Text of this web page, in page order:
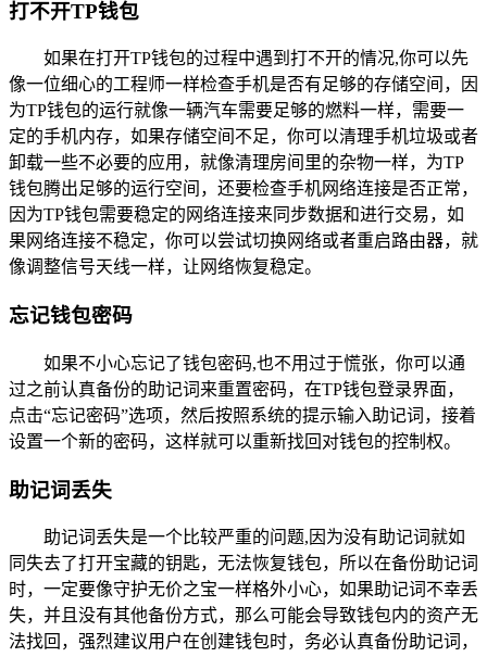
打不开TP钱包
如果在打开TP钱包的过程中遇到打不开的情况,你可以先
像一位细心的工程师一样检查手机是否有足够的存储空间，因
为TP钱包的运行就像一辆汽车需要足够的燃料一样，需要一
定的手机内存，如果存储空间不足，你可以清理手机垃圾或者
卸载一些不必要的应用，就像清理房间里的杂物一样，为TP
钱包腾出足够的运行空间，还要检查手机网络连接是否正常，
因为TP钱包需要稳定的网络连接来同步数据和进行交易，如
果网络连接不稳定，你可以尝试切换网络或者重启路由器，就
像调整信号天线一样，让网络恢复稳定。
忘记钱包密码
如果不小心忘记了钱包密码,也不用过于慌张，你可以通
过之前认真备份的助记词来重置密码，在TP钱包登录界面，
点击“忘记密码”选项，然后按照系统的提示输入助记词，接着
设置一个新的密码，这样就可以重新找回对钱包的控制权。
助记词丢失
助记词丢失是一个比较严重的问题,因为没有助记词就如
同失去了打开宝藏的钥匙，无法恢复钱包，所以在备份助记词
时，一定要像守护无价之宝一样格外小心，如果助记词不幸丢
失，并且没有其他备份方式，那么可能会导致钱包内的资产无
法找回，强烈建议用户在创建钱包时，务必认真备份助记词，